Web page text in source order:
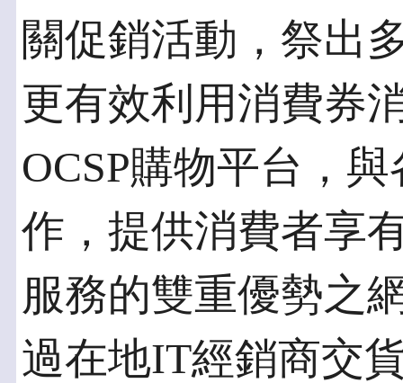
關促銷活動，祭出
更有效利用消費券
OCSP購物平台，
作，提供消費者享
服務的雙重優勢之
過在地IT經銷商交